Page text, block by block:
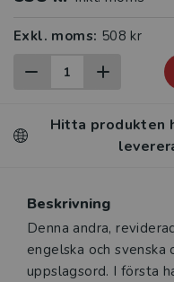
Exkl. moms: 508 kr
Hitta produkten
Beskrivning
Beskrivning
Denna andra,
engelska och
uppslagsord. I första